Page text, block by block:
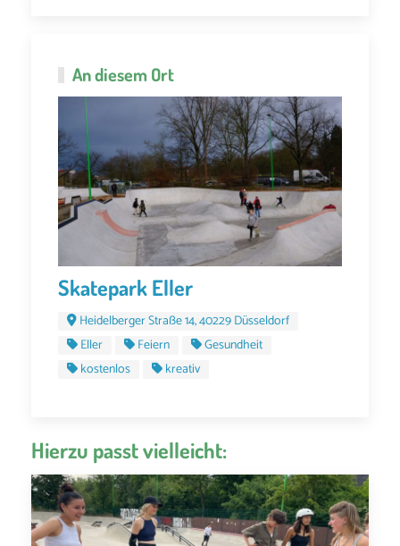
An diesem Ort
Skatepark Eller
Heidelberger Straße 14, 40229 Düsseldorf
Eller
Feiern
Gesundheit
kostenlos
kreativ
Hierzu passt vielleicht: